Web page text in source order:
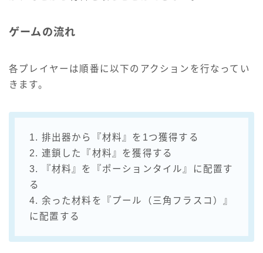
ゲームの流れ
各プレイヤーは順番に以下のアクションを行なってい
きます。
1. 排出器から『材料』を1つ獲得する
2. 連鎖した『材料』を獲得する
3. 『材料』を『ポーションタイル』に配置す
る
4. 余った材料を『プール（三角フラスコ）』
に配置する